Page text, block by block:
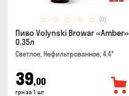
(0)
Пиво Volynski Browar «Amber»
0.35л
Светлое, Нефильтрованное, 4.4°
39,00
грн за 1 шт